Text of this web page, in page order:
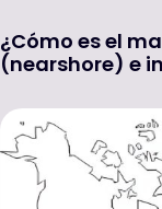
¿Cómo es el
(nearshore) e